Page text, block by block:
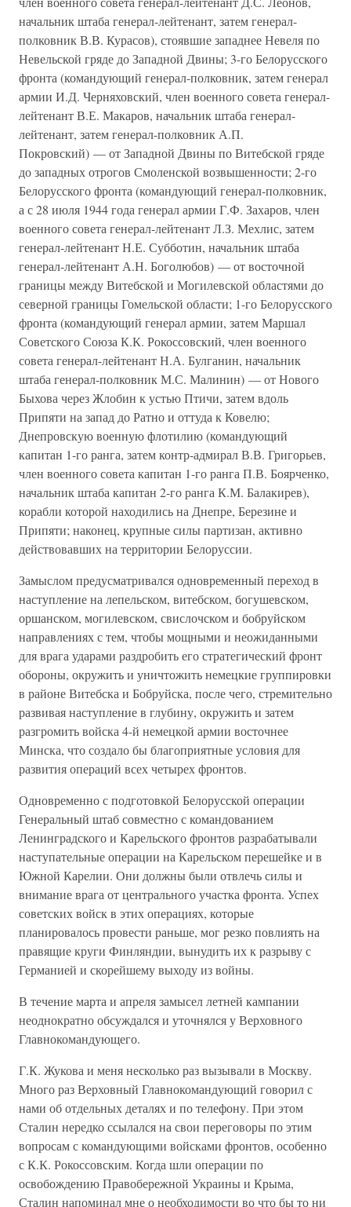
начальник штаба генерал-лейтенант, затем генерал-
полковник В.В. Курасов), стоявшие западнее Невеля по
Невельской гряде до Западной Двины; 3-го Белорусского
фронта (командующий генерал-полковник, затем генерал
армии И.Д. Черняховский, член военного совета генерал-
лейтенант В.Е. Макаров, начальник штаба генерал-
лейтенант, затем генерал-полковник А.П.
Покровский) — от Западной Двины по Витебской гряде
до западных отрогов Смоленской возвышенности; 2-го
Белорусского фронта (командующий генерал-полковник,
а с 28 июля 1944 года генерал армии Г.Ф. Захаров, член
военного совета генерал-лейтенант Л.З. Мехлис, затем
генерал-лейтенант Н.Е. Субботин, начальник штаба
генерал-лейтенант А.Н. Боголюбов) — от восточной
границы между Витебской и Могилевской областями до
северной границы Гомельской области; 1-го Белорусского
фронта (командующий генерал армии, затем Маршал
Советского Союза К.К. Рокоссовский, член военного
совета генерал-лейтенант Н.А. Булганин, начальник
штаба генерал-полковник М.С. Малинин) — от Нового
Быхова через Жлобин к устью Птичи, затем вдоль
Припяти на запад до Ратно и оттуда к Ковелю;
Днепровскую военную флотилию (командующий
капитан 1-го ранга, затем контр-адмирал В.В. Григорьев,
член военного совета капитан 1-го ранга П.В. Боярченко,
начальник штаба капитан 2-го ранга К.М. Балакирев),
корабли которой находились на Днепре, Березине и
Припяти; наконец, крупные силы партизан, активно
действовавших на территории Белоруссии.
Замыслом предусматривался одновременный переход в
наступление на лепельском, витебском, богушевском,
оршанском, могилевском, свислочском и бобруйском
направлениях с тем, чтобы мощными и неожиданными
для врага ударами раздробить его стратегический фронт
обороны, окружить и уничтожить немецкие группировки
в районе Витебска и Бобруйска, после чего, стремительно
развивая наступление в глубину, окружить и затем
разгромить войска 4-й немецкой армии восточнее
Минска, что создало бы благоприятные условия для
развития операций всех четырех фронтов.
Одновременно с подготовкой Белорусской операции
Генеральный штаб совместно с командованием
Ленинградского и Карельского фронтов разрабатывали
наступательные операции на Карельском перешейке и в
Южной Карелии. Они должны были отвлечь силы и
внимание врага от центрального участка фронта. Успех
советских войск в этих операциях, которые
планировалось провести раньше, мог резко повлиять на
правящие круги Финляндии, вынудить их к разрыву с
Германией и скорейшему выходу из войны.
В течение марта и апреля замысел летней кампании
неоднократно обсуждался и уточнялся у Верховного
Главнокомандующего.
Г.К. Жукова и меня несколько раз вызывали в Москву.
Много раз Верховный Главнокомандующий говорил с
нами об отдельных деталях и по телефону. При этом
Сталин нередко ссылался на свои переговоры по этим
вопросам с командующими войсками фронтов, особенно
с К.К. Рокоссовским. Когда шли операции по
освобождению Правобережной Украины и Крыма,
Сталин напоминал мне о необходимости во что бы то ни